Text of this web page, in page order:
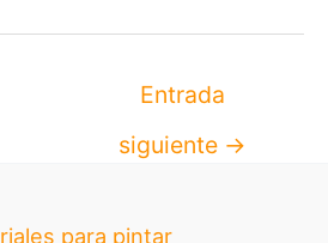
Entrada
siguiente →
para pintar